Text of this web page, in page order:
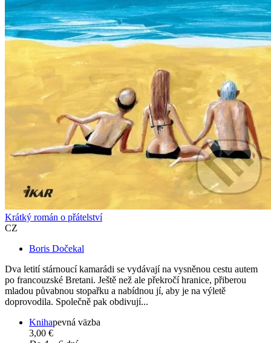
Krátký román o přátelství
CZ
Boris Dočekal
Dva letití stárnoucí kamarádi se vydávají na vysněnou cestu autem
po francouzské Bretani. Ještě než ale překročí hranice, přiberou
mladou půvabnou stopařku a nabídnou jí, aby je na výletě
doprovodila. Společně pak obdivují...
Knihapevná väzba
3,00 €